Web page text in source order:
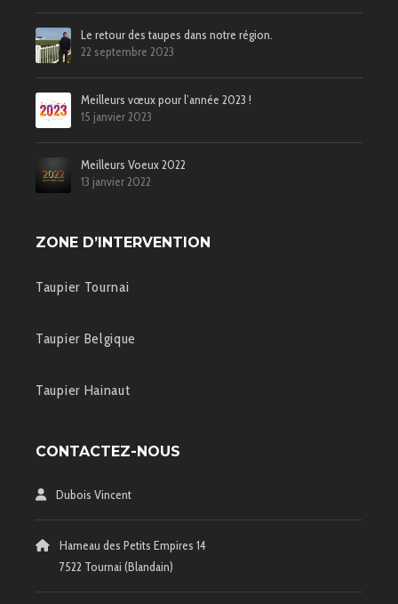
Le retour des taupes dans notre région.
22 septembre 2023
Meilleurs vœux pour l’année 2023 !
15 janvier 2023
Meilleurs Voeux 2022
13 janvier 2022
ZONE D’INTERVENTION
Taupier Tournai
Taupier Belgique
Taupier Hainaut
CONTACTEZ-NOUS
Dubois Vincent
Hameau des Petits Empires 14
7522 Tournai (Blandain)